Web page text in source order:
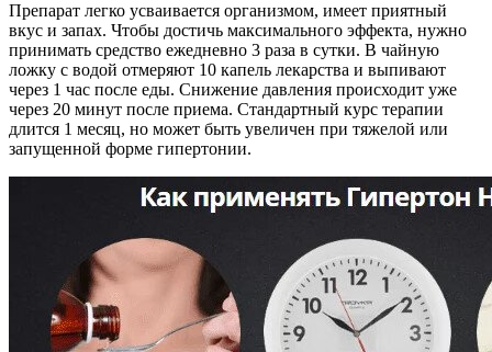
Препарат легко усваивается организмом, имеет приятный
вкус и запах. Чтобы достичь максимального эффекта, нужно
принимать средство ежедневно 3 раза в сутки. В чайную
ложку с водой отмеряют 10 капель лекарства и выпивают
через 1 час после еды. Снижение давления происходит уже
через 20 минут после приема. Стандартный курс терапии
длится 1 месяц, но может быть увеличен при тяжелой или
запущенной форме гипертонии.